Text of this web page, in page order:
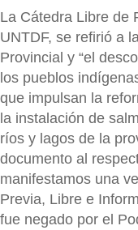
La Cátedra Libre de
UNTDF, se refirió a
Provincial y “el
los pueblos
que impulsan la
la instalación de
ríos y lagos de la
documento al
manifestamos una
Previa, Libre e
fue negado por el